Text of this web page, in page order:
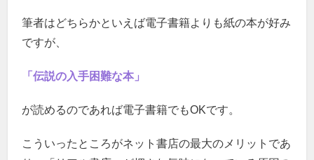
筆者はどちらかといえば電子書籍よりも紙の本が好み
ですが、
「伝説の入手困難な本」
が読めるのであれば電子書籍でもOKです。
こういったところがネット書店の最大のメリットであ